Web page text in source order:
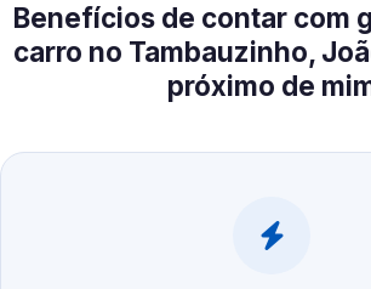
Benefícios de contar com
carro no Tambauzinho,
próximo de